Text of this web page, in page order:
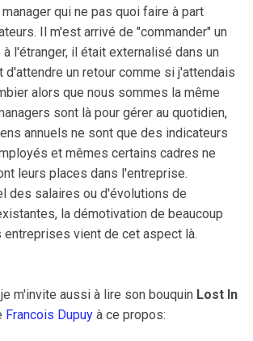
qui ne pas quoi faire à part
Il m'est arrivé de "commander" un
l'étranger, il était externalisé dans un
d'attendre un retour comme si j'attendais
alors que nous sommes la même
sont là pour gérer au quotidien,
annuels ne sont que des indicateurs
et mêmes certains cadres ne
leurs places dans l'entreprise.
des salaires ou d'évolutions de
la démotivation de beaucoup
entreprises vient de cet aspect là.
m'invite aussi à lire son bouquin Lost In
Francois Dupuy à ce propos: